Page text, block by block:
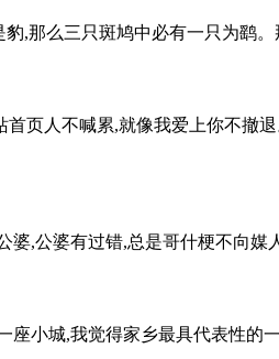
,那么三只斑鸠中必有一只为鹞
页人不喊累,就像我爱上你不撤
,公婆有过错,总是哥什梗不向
小城,我觉得家乡最具代表性